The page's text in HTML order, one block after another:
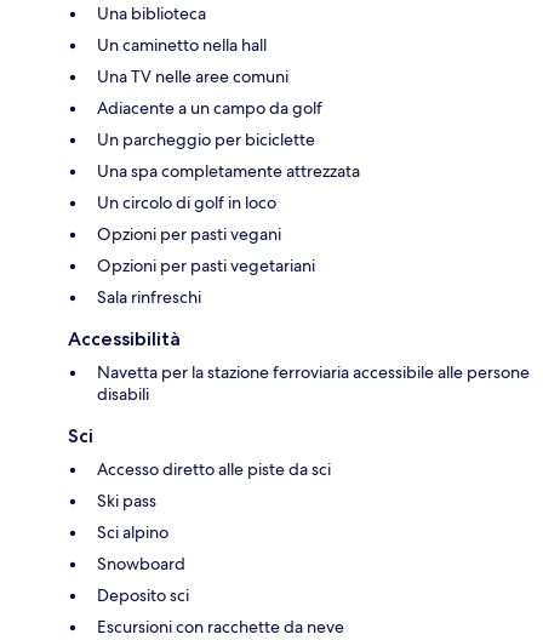
Una biblioteca
Un caminetto nella hall
Una TV nelle aree comuni
Adiacente a un campo da golf
Un parcheggio per biciclette
Una spa completamente attrezzata
Un circolo di golf in loco
Opzioni per pasti vegani
Opzioni per pasti vegetariani
Sala rinfreschi
Accessibilità
Navetta per la stazione ferroviaria accessibile alle persone
disabili
Sci
Accesso diretto alle piste da sci
Ski pass
Sci alpino
Snowboard
Deposito sci
Escursioni con racchette da neve